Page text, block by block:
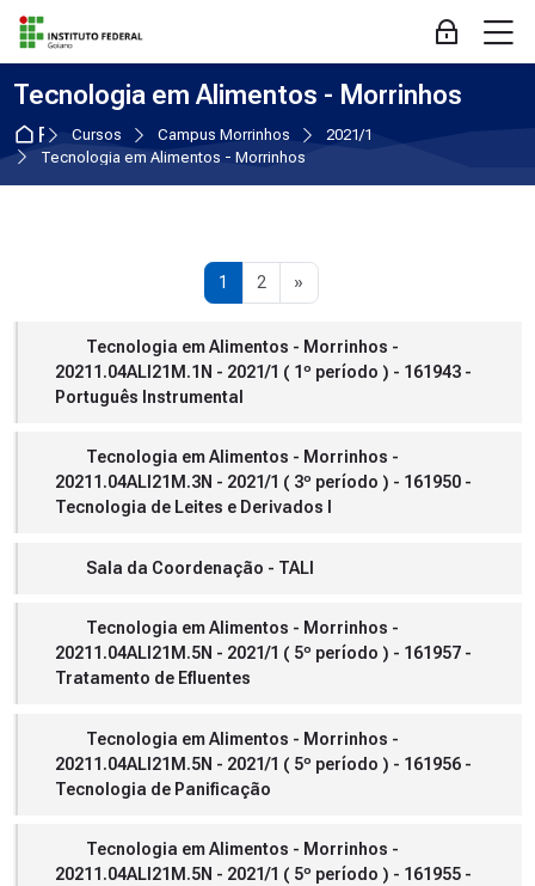
Skip to navigation
Skip to login form
Ir para o conteúdo principal
Skip to accessibility options
Skip to footer
Skip accessibility options
Acessar
Tecnologia em Alimentos - Morrinhos
Página inicial
Cursos Campus Morrinhos
2021/1
Tecnologia em Alimentos - Morrinhos
1 Página 1
2Página 2
»
Tecnologia em Alimentos - Morrinhos -
20211.04ALI21M.1N - 2021/1 ( 1º período ) - 161943 -
Português Instrumental
Tecnologia em Alimentos - Morrinhos -
20211.04ALI21M.3N - 2021/1 ( 3º período ) - 161950 -
Tecnologia de Leites e Derivados I
Sala da Coordenação - TALI
Tecnologia em Alimentos - Morrinhos -
20211.04ALI21M.5N - 2021/1 ( 5º período ) - 161957 -
Tratamento de Efluentes
Tecnologia em Alimentos - Morrinhos -
20211.04ALI21M.5N - 2021/1 ( 5º período ) - 161956 -
Tecnologia de Panificação
Tecnologia em Alimentos - Morrinhos -
20211.04ALI21M.5N - 2021/1 ( 5º período ) - 161955 -